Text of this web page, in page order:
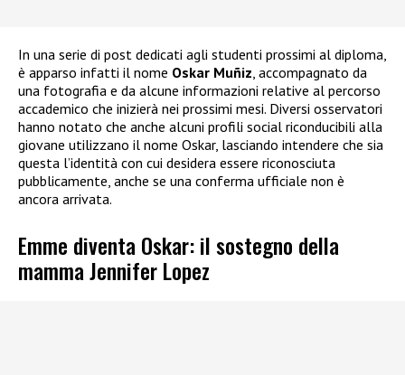
In una serie di post dedicati agli studenti prossimi al diploma,
è apparso infatti il nome Oskar Muñiz, accompagnato da
una fotografia e da alcune informazioni relative al percorso
accademico che inizierà nei prossimi mesi. Diversi osservatori
hanno notato che anche alcuni profili social riconducibili alla
giovane utilizzano il nome Oskar, lasciando intendere che sia
questa l’identità con cui desidera essere riconosciuta
pubblicamente, anche se una conferma ufficiale non è
ancora arrivata.
Emme diventa Oskar: il sostegno della
mamma Jennifer Lopez